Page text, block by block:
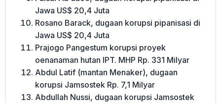
Jawa US$ 20,4 Juta
Rosano Barack, dugaan korupsi pipanisasi di
Jawa US$ 20,4 Juta
Prajogo Pangestum korupsi proyek
oenanaman hutan IPT. MHP Rp. 331 Milyar
Abdul Latif (mantan Menaker), dugaan
korupsi Jamsostek Rp. 7,1 Milyar
Abdullah Nussi, dugaan korupsi Jamsostek